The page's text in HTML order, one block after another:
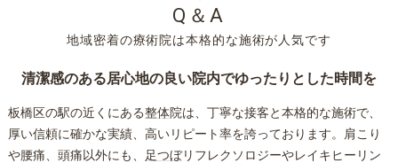
地域密着の療術院は本格的な施術が人気です
Q＆A
清潔感のある居心地の良い院内でゆったりとした時間を
板橋区の駅の近くにある整体院は、丁寧な接客と本格的な施術で、
厚い信頼に確かな実績、高いリピート率を誇っております。肩こり
や腰痛、頭痛以外にも、
足つぼリフレクソロジーやレイキヒーリン